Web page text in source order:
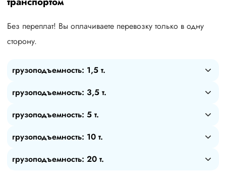
Без переплат! Вы оплачиваете перевозку только в одну
сторону.
грузоподъемность: 1,5 т.
грузоподъемность: 3,5 т.
грузоподъемность: 5 т.
грузоподъемность: 10 т.
грузоподъемность: 20 т.